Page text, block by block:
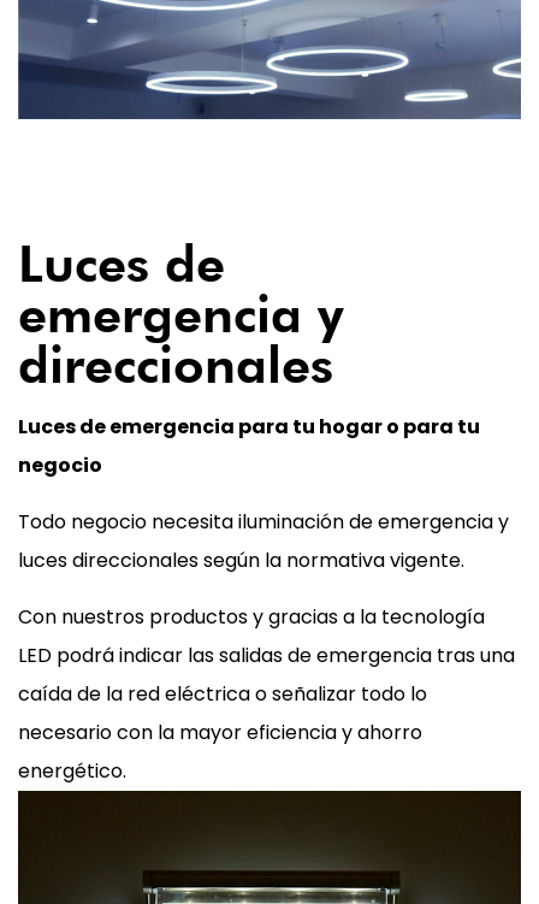
07
Luces de
emergencia y
direccionales
Luces de emergencia para tu hogar o para tu
negocio
Todo negocio necesita iluminación de emergencia y
luces direccionales según la normativa vigente.
Con nuestros productos y gracias a la tecnología
LED podrá indicar las salidas de emergencia tras una
caída de la red eléctrica o señalizar todo lo
necesario con la mayor eficiencia y ahorro
energético.